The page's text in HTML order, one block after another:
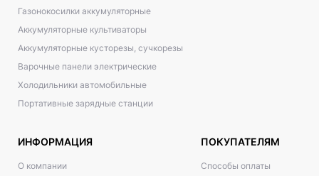
Газонокосилки аккумуляторные
Аккумуляторные культиваторы
Аккумуляторные кусторезы, сучкорезы
Варочные панели электрические
Холодильники автомобильные
Портативные зарядные станции
ИНФОРМАЦИЯ
О компании
ПОКУПАТЕЛЯМ
Способы оплаты